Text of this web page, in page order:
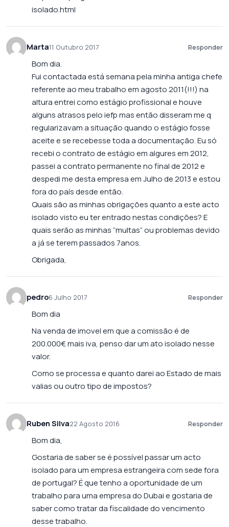
isolado.html
Marta11 Outubro 2017 Responder
Bom dia.
Fui contactada está semana pela minha antiga chefe
referente ao meu trabalho em agosto 2011(!!!) na
altura entrei como estágio profissional e houve
alguns atrasos pelo iefp mas então disseram me q
regularizavam a situação quando o estágio fosse
aceite e se recebesse toda a documentação. Eu só
recebi o contrato de estágio em algures em 2012,
passei a contrato permanente no final de 2012 e
despedi me desta empresa em Julho de 2013 e estou
fora do país desde então.
Quais são as minhas obrigações quanto a este acto
isolado visto eu ter entrado nestas condições? E
quais serão as minhas “multas” ou problemas devido
a já se terem passados 7anos.
Obrigada,
pedro6 Julho 2017 Responder
Bom dia
Na venda de imovel em que a comissão é de
200.000€ mais iva, penso dar um ato isolado nesse
valor.
Como se processa e quanto darei ao Estado de mais
valias ou outro tipo de impostos?
Ruben Silva22 Agosto 2016 Responder
Bom dia,
Gostaria de saber se é possível passar um acto
isolado para um empresa estrangeira com sede fora
de portugal? É que tenho a oportunidade de um
trabalho para uma empresa do Dubai e gostaria de
saber como tratar da fiscalidade do vencimento
desse trabalho.